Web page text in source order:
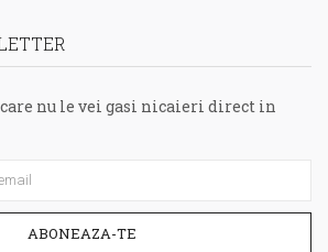
nu le vei gasi nicaieri direct in
ABONEAZA-TE